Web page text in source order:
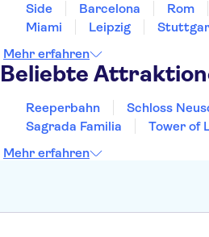
Side Barcelona Rom
Miami
Leipzig
Mehr erfahren
Beliebte
Reeperbahn Schloss
Sagrada Familia
Tower of
Mehr erfahren